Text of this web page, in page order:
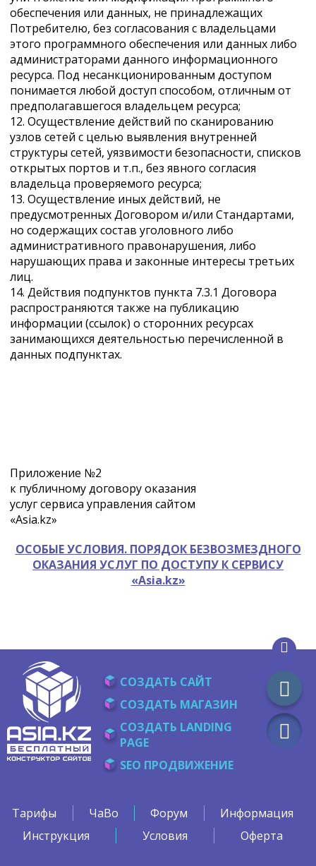
обеспечения или данных, не принадлежащих
Потребителю, без согласования с владельцами
этого программного обеспечения или данных либо
администраторами данного информационного
ресурса. Под несанкционированным доступом
понимается любой доступ способом, отличным от
предполагавшегося владельцем ресурса;
12. Осуществление действий по сканированию
узлов сетей с целью выявления внутренней
структуры сетей, уязвимости безопасности, списков
открытых портов и т.п., без явного согласия
владельца проверяемого ресурса;
13. Осуществление иных действий, не
предусмотренных Договором и/или Стандартами,
но содержащих состав уголовного либо
административного правонарушения, либо
нарушающих права и законные интересы третьих
лиц.
14. Действия подпунктов пункта 7.3.1 Договора
распространяются также на публикацию
информации (ссылок) о сторонних ресурсах
занимающихся деятельностью перечисленной в
данных подпунктах.
Приложение №2
к публичному договору оказания
услуг сервиса управления сайтом
«Asia.kz»
ОСОБЫЕ УСЛОВИЯ. ПОРЯДОК БЕЗВОЗМЕЗДНОГО
ОКАЗАНИЯ УСЛУГ ПО ДОСТУПУ К СЕРВИСУ
«Asia.kz»
СОЗДАТЬ САЙТ
СОЗДАТЬ МАГАЗИН
СОЗДАТЬ LANDING
PAGE
SEO ПРОДВИЖЕНИЕ
Тарифы ЧаВо Форум
Информация
Инструкция
Условия Оферта